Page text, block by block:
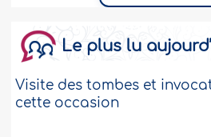
Le plus lu
Visite des tombes et
cette occasion